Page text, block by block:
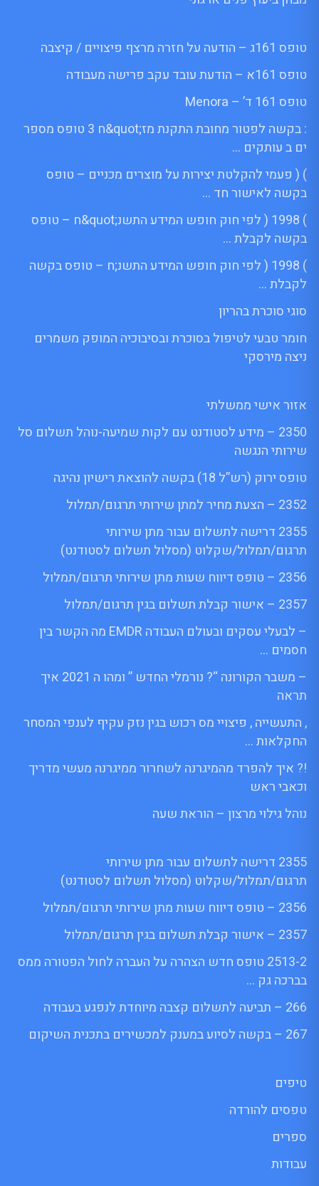
טופס 161ג – הודעה על חזרה מרצף פיצויים / קיצבה
טופס 161א – הודעת עובד עקב פרישה מעבודה
טופס 161 ד’ – Menora
: בקשה לפטור מחובת התקנת מז;quot&ח 3 טופס מספר
ים ב עותקים …
) ( פעמי להקלטת יצירות על מוצרים מכניים – טופס
בקשה לאישור חד …
) 1998 ( לפי חוק חופש המידע התשנ;quot&ח – טופס
בקשה לקבלת …
) 1998 ( לפי חוק חופש המידע התשנ;ח – טופס בקשה
לקבלת …
סוגי סוכרת בהריון
חומר טבעי לטיפול בסוכרת ובסיבוכיה המופק משמרים
ניצה מירסקי
אזור אישי ממשלתי
2350 – מידע לסטודנט עם לקות שמיעה-נוהל תשלום סל
שירותי הנגשה
טופס ירוק (רש”ל 18) בקשה להוצאת רישיון נהיגה
2352 – הצעת מחיר למתן שירותי תרגום/תמלול
2355 דרישה לתשלום עבור מתן שירותי
תרגום/תמלול/שקלוט (מסלול תשלום לסטודנט)
2356 – טופס דיווח שעות מתן שירותי תרגום/תמלול
2357 – אישור קבלת תשלום בגין תרגום/תמלול
– לבעלי עסקים ובעולם העבודה EMDR מה הקשר בין
חסמים …
– משבר הקורונה “? נורמלי החדש ” ומהו ה 2021 איך
תראה
, התעשייה , פיצויי מס רכוש בגין נזק עקיף לענפי המסחר
החקלאות …
!? איך להפרד מהמיגרנה לשחרור ממיגרנה מעשי מדריך
וכאבי ראש
נוהל גילוי מרצון – הוראת שעה
2355 דרישה לתשלום עבור מתן שירותי
תרגום/תמלול/שקלוט (מסלול תשלום לסטודנט)
2356 – טופס דיווח שעות מתן שירותי תרגום/תמלול
2357 – אישור קבלת תשלום בגין תרגום/תמלול
2513-2 טופס חדש הצהרה על העברה לחול הפטורה ממס
בברכה גק …
266 – תביעה לתשלום קצבה מיוחדת לנפגע בעבודה
267 – בקשה לסיוע במענק למכשירים בתכנית השיקום
טיפים
טפסים להורדה
ספרים
עבודות